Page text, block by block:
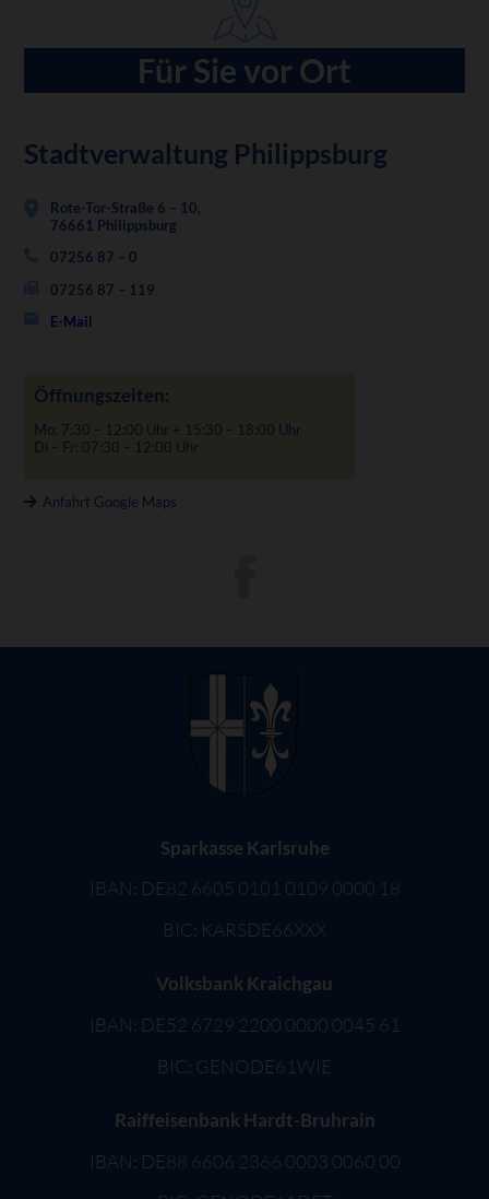
Für Sie vor Ort
Stadtverwaltung Philippsburg
Rote-Tor-Straße 6 – 10,
76661 Philippsburg
07256 87 – 0
07256 87 – 119
E-Mail
Öffnungszeiten:
Mo: 7:30 – 12:00 Uhr + 15:30 – 18:00 Uhr
Di – Fr: 07:30 – 12:00 Uhr
Anfahrt Google Maps
Sparkasse Karlsruhe
IBAN: DE82 6605 0101 0109 0000 18
BIC: KARSDE66XXX
Volksbank Kraichgau
IBAN: DE52 6729 2200 0000 0045 61
BIC: GENODE61WIE
Raiffeisenbank Hardt-Bruhrain
IBAN: DE88 6606 2366 0003 0060 00